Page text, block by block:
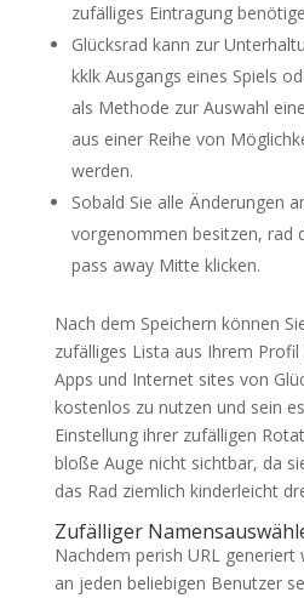
zufälliges Eintragung
Glücksrad kann zur
kklk Ausgangs eines Spiels
als Methode zur Auswahl
aus einer Reihe von
werden.
Sobald Sie alle Änderungen
vorgenommen besitzen, rad
pass away Mitte klicken.
Nach dem Speichern können
zufälliges Lista aus Ihrem
Apps und Internet sites von
kostenlos zu nutzen und sein
Einstellung ihrer zufälligen
bloße Auge nicht sichtbar, da
das Rad ziemlich kinderleicht
Zufälliger
Nachdem perish URL generiert
an jeden beliebigen Benutzer